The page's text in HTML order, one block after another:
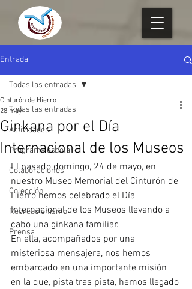
Entrada
Todas las entradas
Actividades
Programa escolar
Colaboraciones
Colección
Recreacionismo
Prensa
Todas las entradas
Ginkana por el Día
Internacional de los Museos
Cinturón de Hierro
28 may
El pasado domingo, 24 de mayo, en
nuestro Museo Memorial del Cinturón de
Hierro hemos celebrado el Día
Internacional de los Museos llevando a
cabo una ginkana familiar.
En ella, acompañados por una
misteriosa mensajera, nos hemos
embarcado en una importante misión
en la que, pista tras pista, hemos llegado